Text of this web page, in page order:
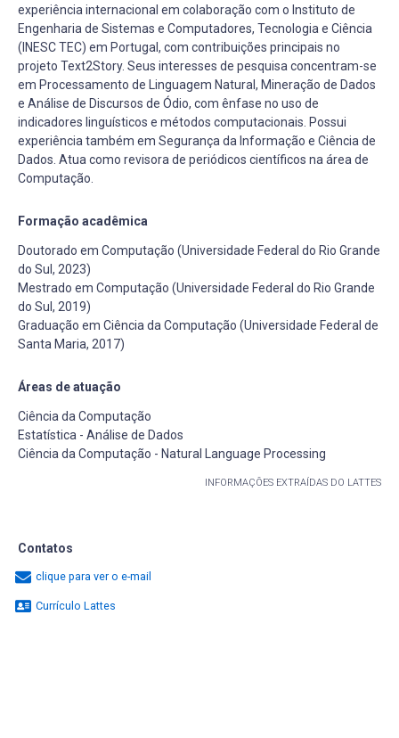
experiência internacional em colaboração com o Instituto de
Engenharia de Sistemas e Computadores, Tecnologia e Ciência
(INESC TEC) em Portugal, com contribuições principais no
projeto Text2Story. Seus interesses de pesquisa concentram-se
em Processamento de Linguagem Natural, Mineração de Dados
e Análise de Discursos de Ódio, com ênfase no uso de
indicadores linguísticos e métodos computacionais. Possui
experiência também em Segurança da Informação e Ciência de
Dados. Atua como revisora de periódicos científicos na área de
Computação.
Formação acadêmica
Doutorado em Computação (Universidade Federal do Rio Grande
do Sul, 2023)
Mestrado em Computação (Universidade Federal do Rio Grande
do Sul, 2019)
Graduação em Ciência da Computação (Universidade Federal de
Santa Maria, 2017)
Áreas de atuação
Ciência da Computação
Estatística - Análise de Dados
Ciência da Computação - Natural Language Processing
INFORMAÇÕES EXTRAÍDAS DO LATTES
Contatos
clique para ver o e-mail
Currículo Lattes